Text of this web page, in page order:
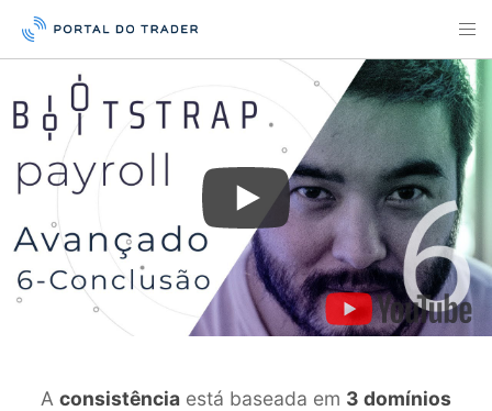
A consistência está baseada em 3 domínios